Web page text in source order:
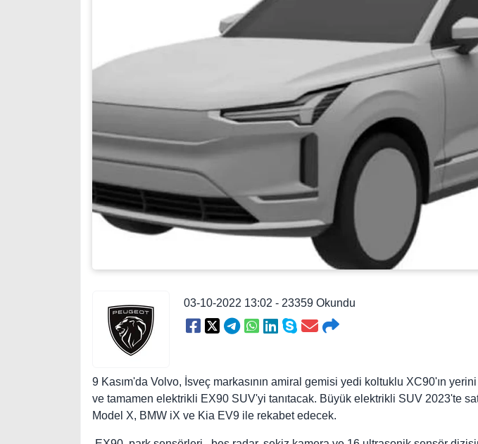
03-10-2022 13:02 - 23359 Okundu
9 Kasım'da Volvo, İsveç markasının amiral gemisi yedi koltuklu XC90'ın
ve tamamen elektrikli EX90 SUV'yi tanıtacak. Büyük elektrikli SUV 2023'te
Model X, BMW iX ve Kia EV9 ile rekabet edecek.